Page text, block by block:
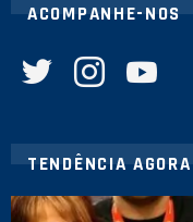
ACOMPANHE-NOS
TENDÊNCIA AGORA